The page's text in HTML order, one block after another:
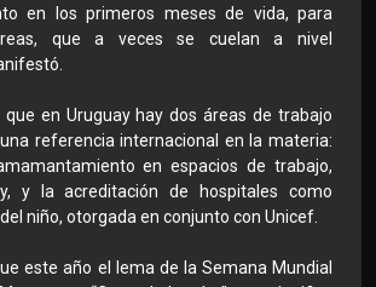
en los primeros meses de vida, para
que a veces se cuelan a nivel
que en Uruguay hay dos áreas de trabajo
referencia internacional en la materia:
en espacios de trabajo,
y la acreditación de hospitales como
niño, otorgada en conjunto con Unicef.
este año el lema de la Semana Mundial